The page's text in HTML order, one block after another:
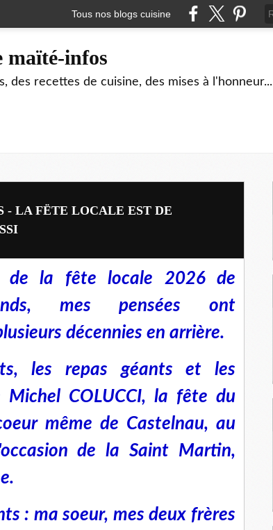
Tous nos blogs cuisine
maïté-infos
des recettes de cuisine, des mises à l'honneur...
- LA FËTE LOCALE EST DE
de la fête locale 2026 de
mes pensées ont
décennies en arrière.
les repas géants et les
Michel COLUCCI, la fête du
même de Castelnau, au
de la Saint Martin,
: ma soeur, mes deux frères